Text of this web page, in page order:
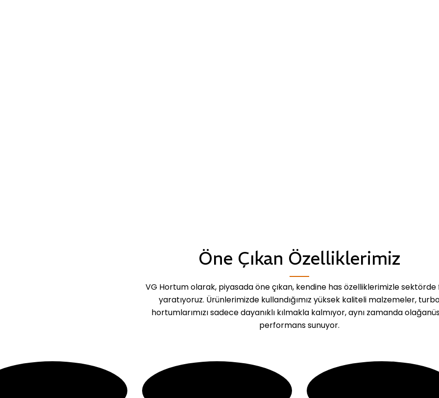
Öne Çıkan Özelliklerimiz
VG Hortum olarak, piyasada öne çıkan, kendine has özelliklerimizle
yaratıyoruz. Ürünlerimizde kullandığımız yüksek kaliteli malzemeler,
hortumlarımızı sadece dayanıklı kılmakla kalmıyor, aynı zamanda
performans sunuyor.